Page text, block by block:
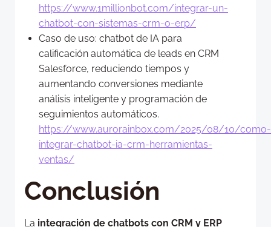
https://www.1millionbot.com/integrar-un-
chatbot-con-sistemas-crm-o-erp/
Caso de uso: chatbot de IA para
calificación automática de leads en CRM
Salesforce, reduciendo tiempos y
aumentando conversiones mediante
análisis inteligente y programación de
seguimientos automáticos.
https://www.aurorainbox.com/2025/08/10/como-
integrar-chatbot-ia-crm-herramientas-
ventas/
Conclusión
La integración de chatbots con CRM y ERP